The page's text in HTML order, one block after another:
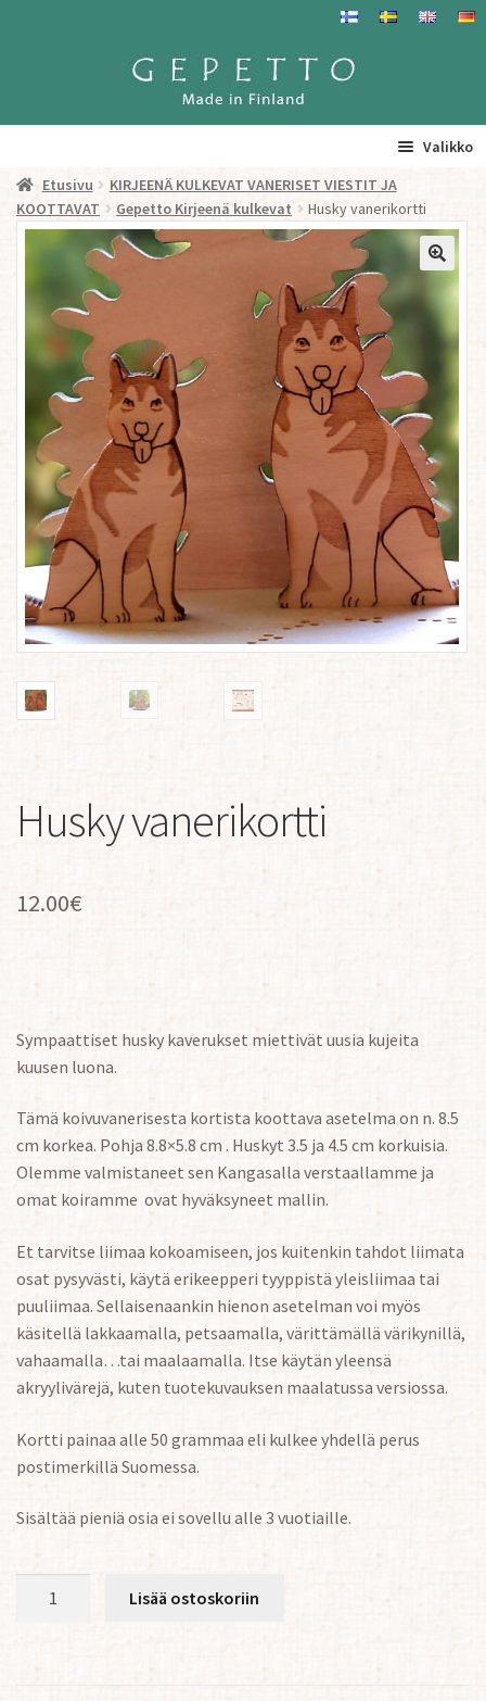
Siirry
Siirry
Valikko
Etusivu
Tuotteet
Yhteystiedot/ Gepetosta
Jälleenmyyjät ja agentit
Tavataan täällä
Gepetto Jälleenmyyjille
Etusivu
KIRJEENÄ KULKEVAT VANERISET VIESTIT JA
KOOTTAVAT
Gepetto Kirjeenä kulkevat Husky vanerikortti
Husky vanerikortti
12.00€
Sympaattiset husky kaverukset miettivät uusia kujeita
kuusen luona.
Tämä koivuvanerisesta kortista koottava asetelma on n. 8.5
cm korkea. Pohja 8.8×5.8 cm . Huskyt 3.5 ja 4.5 cm korkuisia.
Olemme valmistaneet sen Kangasalla verstaallamme ja
omat koiramme ovat hyväksyneet mallin.
Et tarvitse liimaa kokoamiseen, jos kuitenkin tahdot liimata
osat pysyvästi, käytä erikeepperi tyyppistä yleisliimaa tai
puuliimaa. Sellaisenaankin hienon asetelman voi myös
käsitellä lakkaamalla, petsaamalla, värittämällä värikynillä,
vahaamalla…tai maalaamalla. Itse käytän yleensä
akryylivärejä, kuten tuotekuvauksen maalatussa versiossa.
Kortti painaa alle 50 grammaa eli kulkee yhdellä perus
postimerkillä Suomessa.
Sisältää pieniä osia ei sovellu alle 3 vuotiaille.
Lisää ostoskoriin